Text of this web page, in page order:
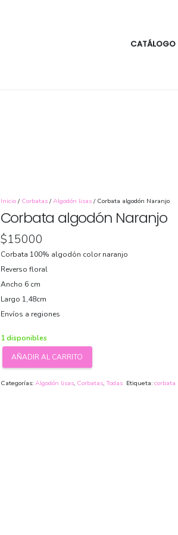
CATÁLOGO
Inicio/ Corbatas/ Algodón lisas/ Corbata algodón Naranjo
Corbata algodón Naranjo
$15000
Corbata 100% algodón color naranjo
Reverso floral
Ancho 6 cm
Largo 1,48cm
Envíos a regiones
1 disponibles
Naranjo
AÑADIR AL CARRITO
Categorías: Algodón lisas, Corbatas, Todas Etiqueta:corbata